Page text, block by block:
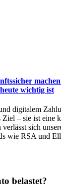
wichtig ist
digitalem
Ziel – sie ist eine
sich
wie RSA und
belastet?